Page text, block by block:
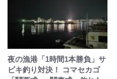
夜の漁港「1時間1本勝負」サ
ビキ釣り対決！ コマセカゴ